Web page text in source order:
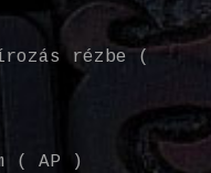
rézbe (
( AP )